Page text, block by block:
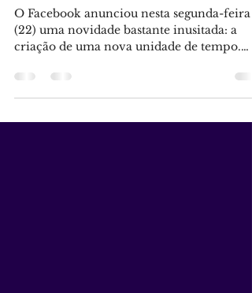
Facebook anuncia a criação de
uma nova unidade do tempo.
O Facebook anunciou nesta segunda-feira
criação de uma nova unidade de tempo.
Chamada de “Flick”,...